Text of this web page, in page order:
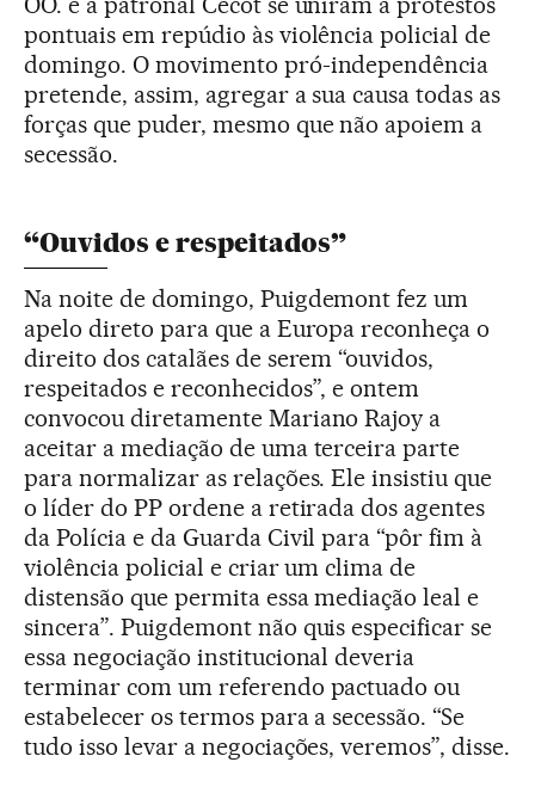
pontuais em repúdio às violência policial de
domingo. O movimento pró-independência
pretende, assim, agregar a sua causa todas as
forças que puder, mesmo que não apoiem a
secessão.
“Ouvidos e respeitados”
Na noite de domingo, Puigdemont fez um
apelo direto para que a Europa reconheça o
direito dos catalães de serem “ouvidos,
respeitados e reconhecidos”, e ontem
convocou diretamente Mariano Rajoy a
aceitar a mediação de uma terceira parte
para normalizar as relações. Ele insistiu que
o líder do PP ordene a retirada dos agentes
da Polícia e da Guarda Civil para “pôr fim à
violência policial e criar um clima de
distensão que permita essa mediação leal e
sincera”. Puigdemont não quis especificar se
essa negociação institucional deveria
terminar com um referendo pactuado ou
estabelecer os termos para a secessão. “Se
tudo isso levar a negociações, veremos”, disse.